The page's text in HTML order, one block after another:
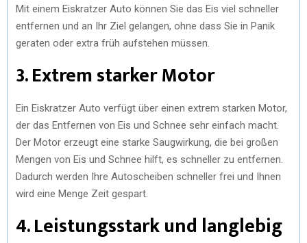
Mit einem Eiskratzer Auto können Sie das Eis viel schneller
entfernen und an Ihr Ziel gelangen, ohne dass Sie in Panik
geraten oder extra früh aufstehen müssen.
3. Extrem starker Motor
Ein Eiskratzer Auto verfügt über einen extrem starken Motor,
der das Entfernen von Eis und Schnee sehr einfach macht.
Der Motor erzeugt eine starke Saugwirkung, die bei großen
Mengen von Eis und Schnee hilft, es schneller zu entfernen.
Dadurch werden Ihre Autoscheiben schneller frei und Ihnen
wird eine Menge Zeit gespart.
4. Leistungsstark und langlebig